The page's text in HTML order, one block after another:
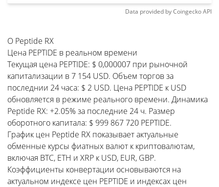
Data provided byCoingeckoAPI
О Peptide RX
Цена PEPTIDE в реальном времени
Текущая цена PEPTIDE: $ 0,000007 при рыночной
капитализации в 7 154 USD. Объем торгов за
последнии 24 часа: $ 2 USD. Цена PEPTIDE к USD
обновляется в режиме реального времени. Динамика
Peptide RX: +2.05% за последние 24 ч. Размер
оборотного капитала: $ 999 867 720 PEPTIDE.
График цен Peptide RX показывает актуальные
обменные курсы фиатных валют к криптовалютам,
включая BTC, ETH и XRP к USD, EUR, GBP.
Коэффициенты конвертации основываются на
актуальном индексе цен PEPTIDE и индексах цен